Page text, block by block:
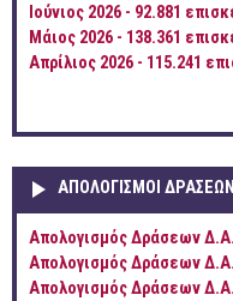
Ιούνιος 2026 - 92.881
Μάιος 2026 - 138.361
Απρίλιος 2026 - 115.241
ΑΠΟΛΟΓΙΣΜΟΊ ΔΡΆΣΕΩΝ
Απολογισμός Δράσεων
Απολογισμός Δράσεων
Απολογισμός Δράσεων